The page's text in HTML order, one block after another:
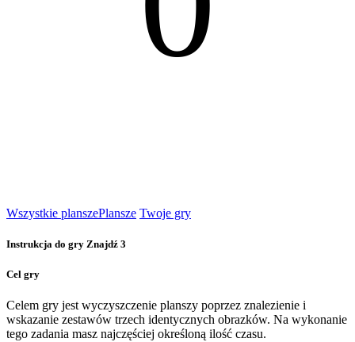
Wszystkie planszePlansze Twoje gry
Instrukcja do gry Znajdź 3
Cel gry
Celem gry jest wyczyszczenie planszy poprzez znalezienie i
wskazanie zestawów trzech identycznych obrazków. Na wykonanie
tego zadania masz najczęściej określoną ilość czasu.